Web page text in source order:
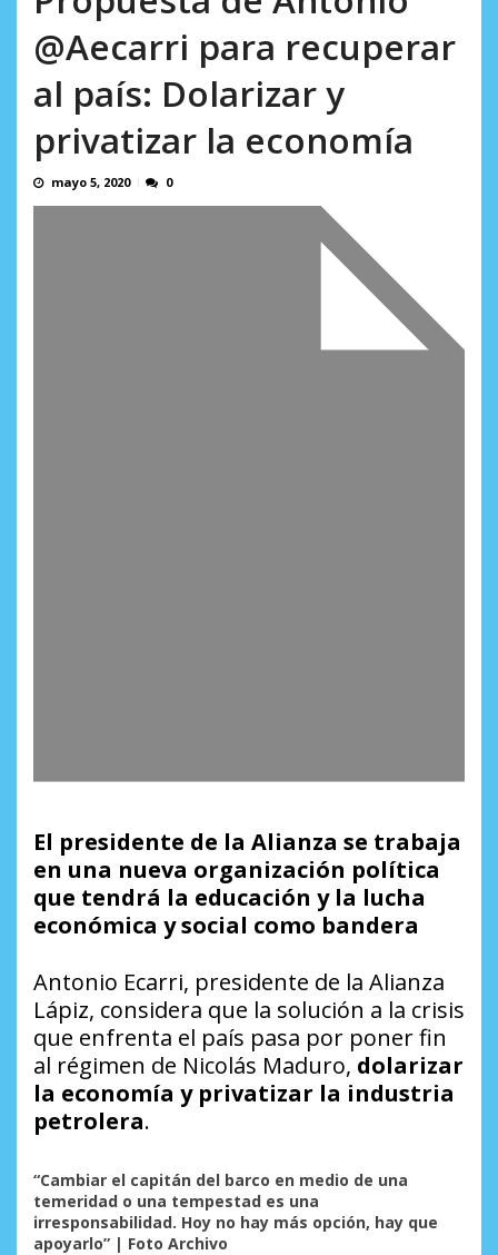
@Aecarri para recuperar
al país: Dolarizar y
privatizar la economía
mayo 5, 2020 0
El presidente de la Alianza se trabaja
en una nueva organización política
que tendrá la educación y la lucha
económica y social como bandera
Antonio Ecarri, presidente de la Alianza
Lápiz, considera que la solución a la crisis
que enfrenta el país pasa por poner fin
al régimen de Nicolás Maduro, dolarizar
la economía y privatizar la industria
petrolera.
“Cambiar el capitán del barco en medio de una
temeridad o una tempestad es una
irresponsabilidad. Hoy no hay más opción, hay que
apoyarlo” | Foto Archivo